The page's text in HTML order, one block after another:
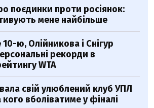
поєдинки проти росіянок:
мене найбільше
10-ю, Олійникова і Снігур
рекорди в
WTA
свій улюблений клуб УПЛ
кого вболіватиме у фіналі